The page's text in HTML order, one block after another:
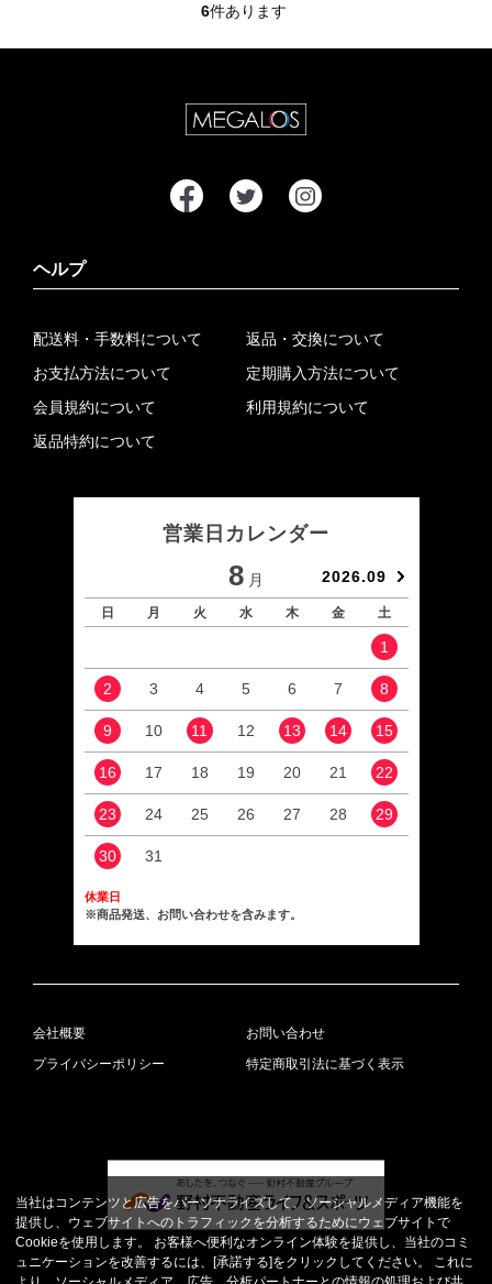
6件あります
ヘルプ
配送料・手数料について
お支払方法について
会員規約について
返品特約について
返品・交換について
定期購入方法について
利用規約について
営業日カレンダー
8 月 2026.09
日 月 火 水 木 金 土
1
2 3 4 5 6 7 8
9 10 11 12 13 14 15
16 17 18 19 20 21 22
23 24 25 26 27 28 29
30 31
休業日
※商品発送、お問い合わせを含みます。
会社概要
お問い合わせ
プライバシーポリシー
特定商取引法に基づく表示
当社はコンテンツと広告をパーソナライズして、ソーシャルメディア機能を
提供し、ウェブサイトへのトラフィックを分析するためにウェブサイトで
Cookieを使用します。 お客様へ便利なオンライン体験を提供し、当社のコミ
ュニケーションを改善するには、[承諾する]をクリックしてください。 これに